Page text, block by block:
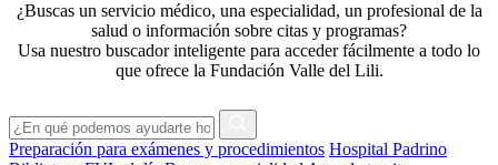
¿Buscas un servicio médico, una especialidad, un profesional de la
salud o información sobre citas y programas?
Usa nuestro buscador inteligente para acceder fácilmente a todo lo
que ofrece la Fundación Valle del Lili.
Preparación para exámenes y procedimientos Hospital Padrino